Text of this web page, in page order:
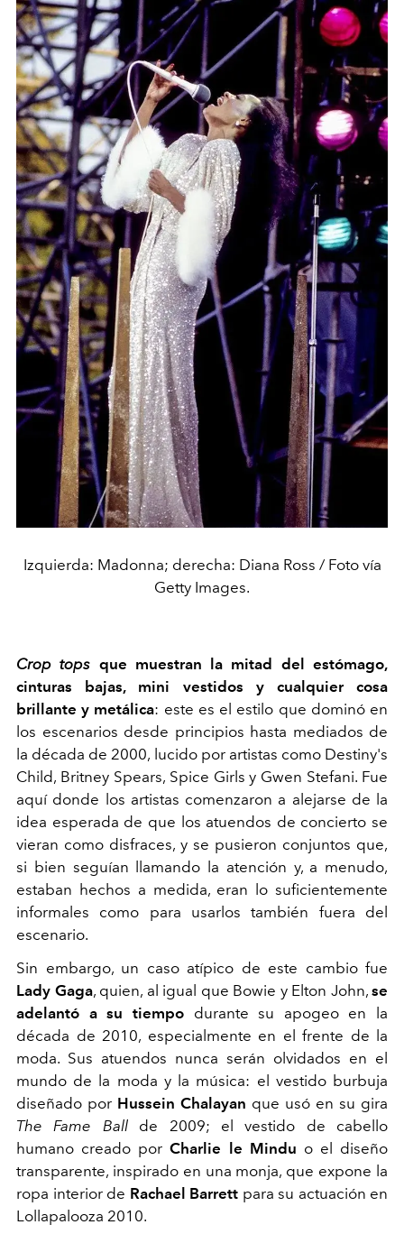
Izquierda: Madonna; derecha: Diana Ross / Foto vía
Getty Images.
Crop tops que muestran la mitad del estómago,
cinturas bajas, mini vestidos y cualquier cosa
brillante y metálica: este es el estilo que dominó en
los escenarios desde principios hasta mediados de
la década de 2000, lucido por artistas como Destiny's
Child, Britney Spears, Spice Girls y Gwen Stefani. Fue
aquí donde los artistas comenzaron a alejarse de la
idea esperada de que los atuendos de concierto se
vieran como disfraces, y se pusieron conjuntos que,
si bien seguían llamando la atención y, a menudo,
estaban hechos a medida, eran lo suficientemente
informales como para usarlos también fuera del
escenario.
Sin embargo, un caso atípico de este cambio fue
Lady Gaga, quien, al igual que Bowie y Elton John, se
adelantó a su tiempodurante su apogeo en la
década de 2010, especialmente en el frente de la
moda. Sus atuendos nunca serán olvidados en el
mundo de la moda y la música: el vestido burbuja
diseñado por Hussein Chalayan que usó en su gira
The Fame Ballde 2009; el vestido de cabello
humano creado porCharlie le Mindu o el diseño
transparente, inspirado en una monja, que expone la
ropa interior de Rachael Barrett para su actuación en
Lollapalooza 2010.